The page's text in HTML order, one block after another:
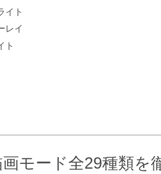
イト
レイ
ト
モード全29種類を